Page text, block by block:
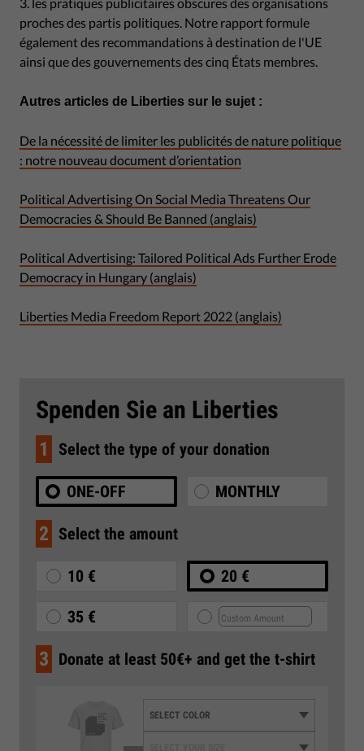
proches des partis politiques. Notre rapport formule
également des recommandations à destination de l'UE
ainsi que des gouvernements des cinq États membres.
Autres articles de Liberties sur le sujet :
De la nécessité de limiter les publicités de nature politique
: notre nouveau document d’orientation
Political Advertising On Social Media Threatens Our
Democracies & Should Be Banned (anglais)
Political Advertising: Tailored Political Ads Further Erode
Democracy in Hungary (anglais)
Liberties Media Freedom Report 2022 (anglais)
Spenden Sie an Liberties
1 Select the type of your donation
ONE-OFF MONTHLY
2 Select the amount
10 € 20 €
35 €
3 Donate at least 50€+ and get the t-shirt